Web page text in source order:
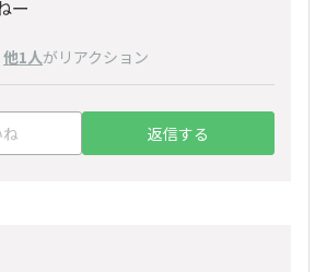
ー
他1人がリアクション
返信する